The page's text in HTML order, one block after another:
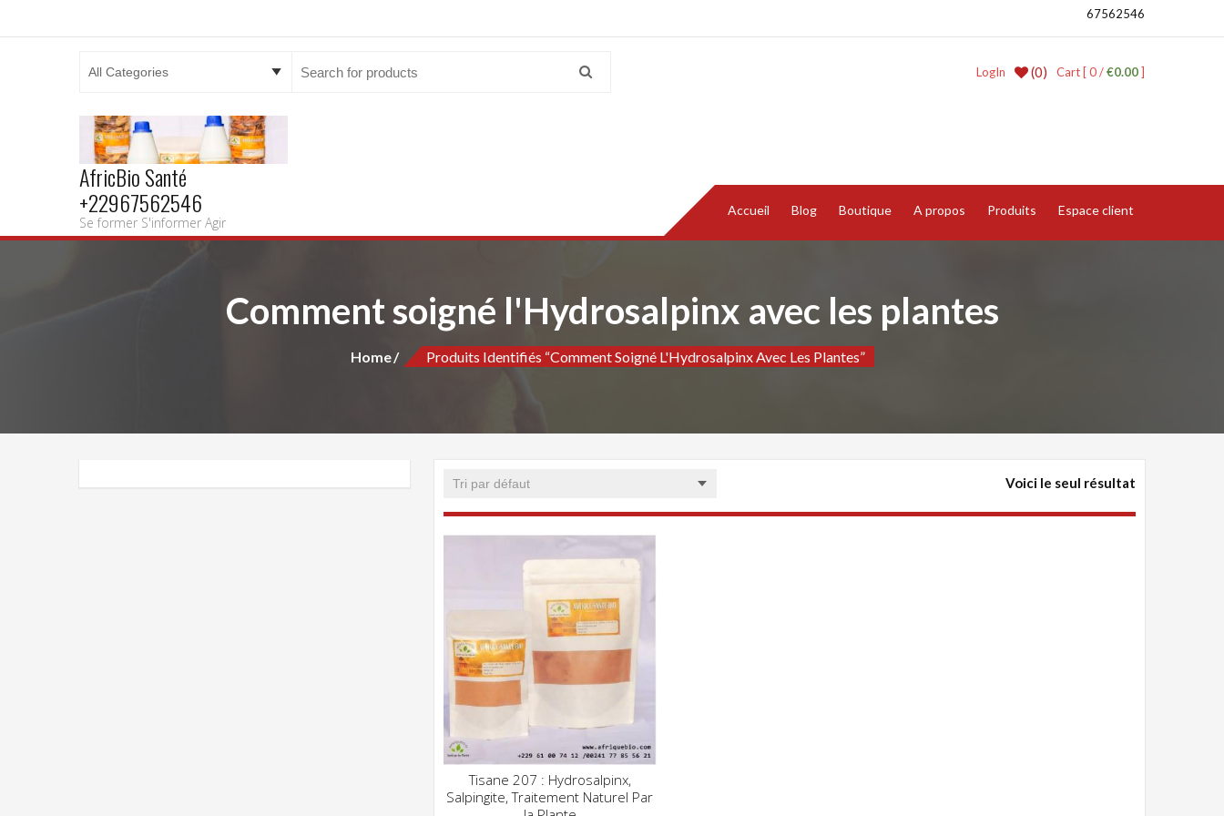
67562546
Cart [ 0 /€0.00]
(0)
LogIn
AfricBio Santé
+22967562546
Se former S'informer Agir
Accueil Blog Boutique A propos Produits Espace client
Comment soigné l'Hydrosalpinx avec les plantes
Home Produits Identifiés “Comment Soigné L'Hydrosalpinx Avec Les Plantes”
Voici le seul résultat
CLIQUEZ POUR VOIR
ADD WISHLIST
Tisane 207 : Hydrosalpinx,
Salpingite, Traitement Naturel Par